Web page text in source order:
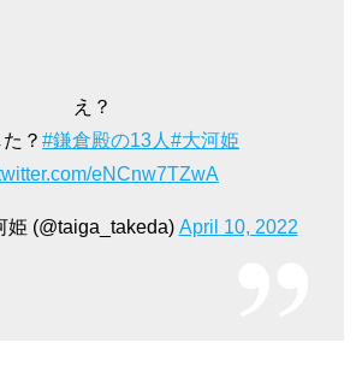
え？
？ #鎌倉殿の13人 #大河姫
eNCnw7TZwA
(@taiga_takeda) April 10, 2022